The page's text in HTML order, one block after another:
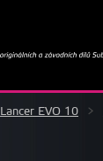
Lancer EVO 10 >